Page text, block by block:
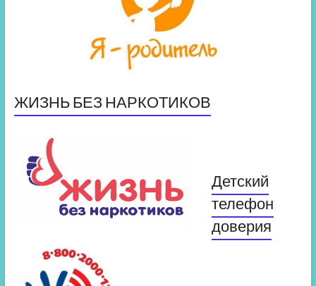
ЖИЗНЬ БЕЗ НАРКОТИКОВ
Детский
телефон
доверия